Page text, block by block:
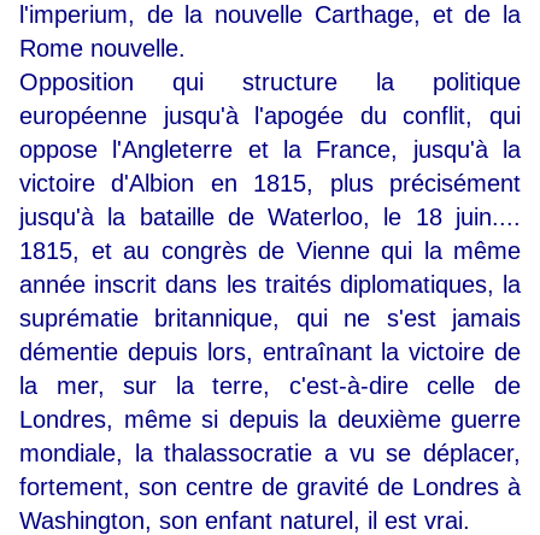
l'imperium, de la nouvelle Carthage, et de la
Rome nouvelle.
Opposition qui structure la politique
européenne jusqu'à l'apogée du conflit, qui
oppose l'Angleterre et la France, jusqu'à la
victoire d'Albion en 1815, plus précisément
jusqu'à la bataille de Waterloo, le 18 juin....
1815, et au congrès de Vienne qui la même
année inscrit dans les traités diplomatiques, la
suprématie britannique, qui ne s'est jamais
démentie depuis lors, entraînant la victoire de
la mer, sur la terre, c'est-à-dire celle de
Londres, même si depuis la deuxième guerre
mondiale, la thalassocratie a vu se déplacer,
fortement, son centre de gravité de Londres à
Washington, son enfant naturel, il est vrai.